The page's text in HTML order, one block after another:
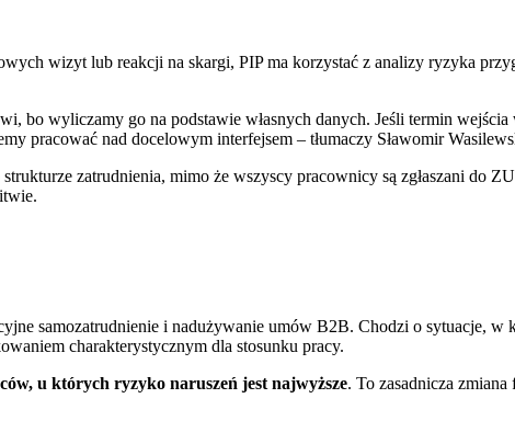
wizyt lub reakcji na skargi, PIP ma korzystać z analizy ryzyka
bo wyliczamy go na podstawie własnych danych. Jeśli termin
pracować nad docelowym interfejsem – tłumaczy Sławomir
zatrudnienia, mimo że wszyscy pracownicy są zgłaszani do
samozatrudnienie i nadużywanie umów B2B. Chodzi o sytuacje, w
charakterystycznym dla stosunku pracy.
u których ryzyko naruszeń jest najwyższe. To zasadnicza